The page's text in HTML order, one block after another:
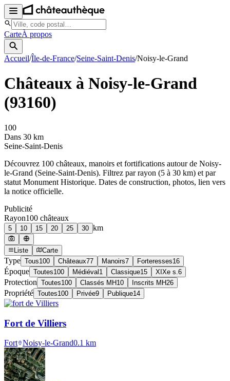
CarteÀ propos
Accueil/Île-de-France/Seine-Saint-Denis/Noisy-le-Grand
Châteaux à Noisy-le-Grand
(93160)
100
Dans 30 km
Seine-Saint-Denis
Découvrez 100 châteaux, manoirs et fortifications autour de Noisy-
le-Grand (Seine-Saint-Denis). Filtrez par rayon (5 à 30 km) et par
statut Monument Historique. Dates de construction, photos, lien vers
la notice officielle.
Publicité
Rayon100 châteaux
5 10 15 20 25 30 km
Liste Carte
Type Tous100 Châteaux77 Manoirs7 Forteresses16
Époque Toutes100 Médiéval 1 Classique15 XIXe s. 6
Protection Toutes100 Classés MH10 Inscrits MH26
Propriété Toutes100 Privée9 Publique14
Fort de Villiers
Fort Noisy-le-Grand0.1 km